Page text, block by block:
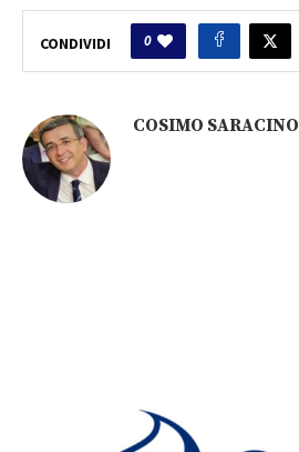
CONDIVIDI 0
COSIMO SARACINO